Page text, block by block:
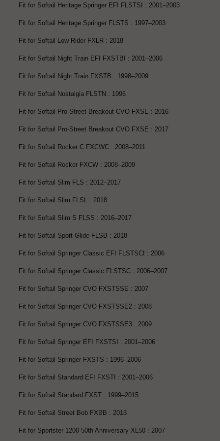
Fit for Softail Heritage Springer EFI FLSTSI : 2001–2003
Fit for Softail Heritage Springer FLSTS : 1997–2003
Fit for Softail Low Rider FXLR : 2018
Fit for Softail Night Train EFI FXSTBI : 2001–2006
Fit for Softail Night Train FXSTB : 1998–2009
Fit for Softail Nostalgia FLSTN : 1996
Fit for Softail Pro Street Breakout CVO FXSE : 2016
Fit for Softail Pro-Street Breakout CVO FXSE : 2017
Fit for Softail Rocker C FXCWC : 2008–2011
Fit for Softail Rocker FXCW : 2008–2009
Fit for Softail Slim FLS : 2012–2017
Fit for Softail Slim FLSL : 2018
Fit for Softail Slim S FLSS : 2016–2017
Fit for Softail Sport Glide FLSB : 2018
Fit for Softail Springer Classic EFI FLSTSCI : 2006
Fit for Softail Springer Classic FLSTSC : 2006–2007
Fit for Softail Springer CVO FXSTSSE : 2007
Fit for Softail Springer CVO FXSTSSE2 : 2008
Fit for Softail Springer CVO FXSTSSE3 : 2009
Fit for Softail Springer EFI FXSTSI : 2001–2006
Fit for Softail Springer FXSTS : 1996–2006
Fit for Softail Standard EFI FXSTI : 2001–2006
Fit for Softail Standard FXST : 1999–2015
Fit for Softail Street Bob FXBB : 2018
Fit for Sportster 1200 50th Anniversary XL50 : 2007